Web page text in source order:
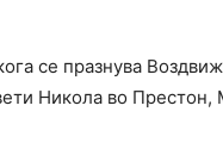
се празнува
Никола во